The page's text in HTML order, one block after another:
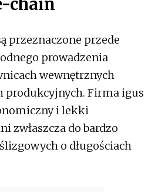
chain
przeznaczone przede
prowadzenia
wewnętrznych
produkcyjnych. Firma igus
i lekki
zwłaszcza do bardzo
o długościach